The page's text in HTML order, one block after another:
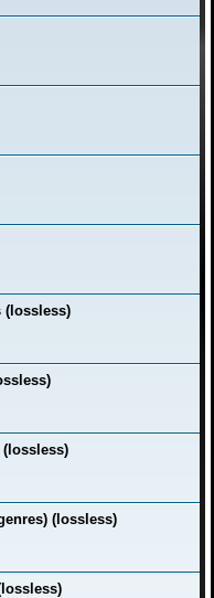
(lossless)
(lossless)
(lossless)